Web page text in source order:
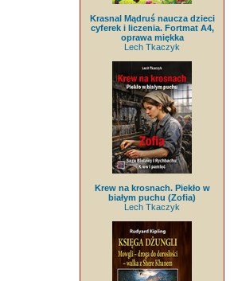
Krasnal Mądruś naucza dzieci
cyferek i liczenia. Fortmat A4,
oprawa miękka
Lech Tkaczyk
Krew na krosnach. Piekło w
białym puchu (Zofia)
Lech Tkaczyk